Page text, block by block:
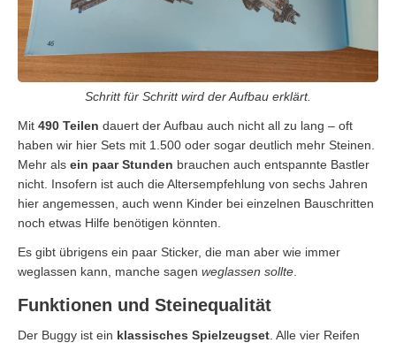
Schritt für Schritt wird der Aufbau erklärt.
Mit 490 Teilen dauert der Aufbau auch nicht all zu lang – oft
haben wir hier Sets mit 1.500 oder sogar deutlich mehr Steinen.
Mehr als ein paar Stunden brauchen auch entspannte Bastler
nicht. Insofern ist auch die Altersempfehlung von sechs Jahren
hier angemessen, auch wenn Kinder bei einzelnen Bauschritten
noch etwas Hilfe benötigen könnten.
Es gibt übrigens ein paar Sticker, die man aber wie immer
weglassen kann, manche sagen weglassen sollte
Funktionen und Steinequalität
Der Buggy ist ein klassisches Spielzeugset . Alle vier Reifen